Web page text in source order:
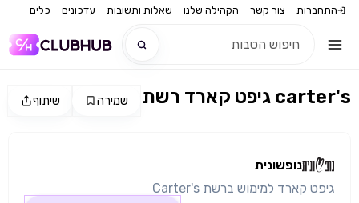
התחברות צור קשר הקהילה שלנו שאלות ותשובות עדכונים כלים
חדש שיתוף שמירה גיפט קארד רשת carter's
נופשונית
גיפט קארד למימוש ברשת Carter's